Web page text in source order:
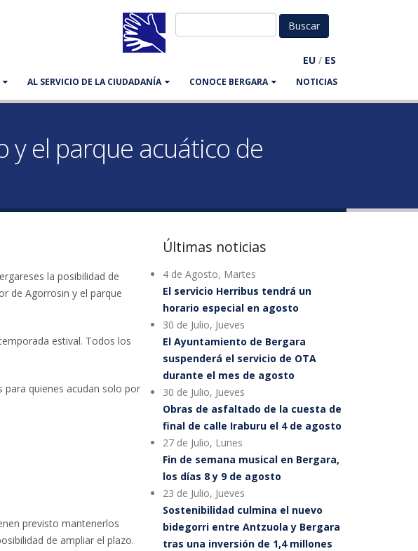
EU / ES
AL SERVICIO DE LA CIUDADANÍA CONOCE BERGARA NOTICIAS
y el parque acuático de
la posibilidad de
de Agorrosin y el parque
estival. Todos los
para quienes acudan solo por
previsto mantenerlos
de ampliar el plazo.
Últimas noticias
4 de Agosto, Martes
El servicio Herribus tendrá un
horario especial en agosto
30 de Julio, Jueves
El Ayuntamiento de Bergara
suspenderá el servicio de OTA
durante el mes de agosto
30 de Julio, Jueves
Obras de asfaltado de la cuesta de
final de calle Iraburu el 4 de agosto
27 de Julio, Lunes
Fin de semana musical en Bergara,
los días 8 y 9 de agosto
23 de Julio, Jueves
Sostenibilidad culmina el nuevo
bidegorri entre Antzuola y Bergara
tras una inversión de 1,4 millones